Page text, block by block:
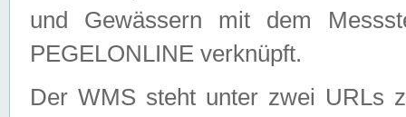
und Gewässern mit dem
PEGELONLINE verknüpft.
Der WMS steht unter zwei URLs